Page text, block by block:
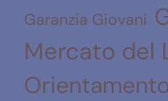
Garanzia Giovani
Mercato del